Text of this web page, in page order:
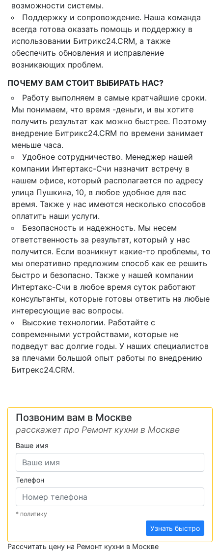
возможности системы.
Поддержку и сопровождение. Наша команда
всегда готова оказать помощь и поддержку в
использовании Битрикс24.CRM, а также
обеспечить обновления и исправление
возникающих проблем.
ПОЧЕМУ ВАМ СТОИТ ВЫБИРАТЬ НАС?
Работу выполняем в самые кратчайшие сроки.
Мы понимаем, что время -деньги, и вы хотите
получить результат как можно быстрее. Поэтому
внедрение Битрикс24.CRM по времени занимает
меньше часа.
Удобное сотрудничество. Менеджер нашей
компании Интертакс-Счи назначит встречу в
нашем офисе, который располагается по адресу
улица Пушкина, 10, в любое удобное для вас
время. Также у нас имеются несколько способов
оплатить наши услуги.
Безопасность и надежность. Мы несем
ответственность за результат, который у нас
получится. Если возникнут какие-то проблемы, то
мы оперативно предложим способ как ее решить
быстро и безопасно. Также у нашей компании
Интертакс-Счи в любое время суток работают
консультанты, которые готовы ответить на любые
интересующие вас вопросы.
Высокие технологии. Работайте с
современными устройствами, которые не
подведут вас долгие годы. У наших специалистов
за плечами большой опыт работы по внедрению
Битрекс24.CRM.
Позвоним вам в Москве
расскажет про Ремонт кухни в Москве
Ваше имя
Телефон
* политику
Узнать быстро
Рассчитать цену на Ремонт кухни в Москве